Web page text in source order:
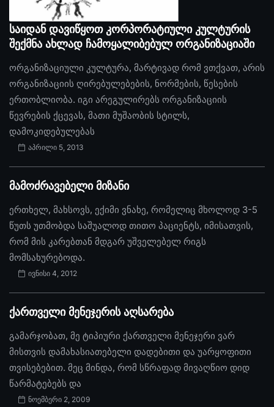
საიდან დავიწყოთ კორპორატიული კულტურის
შექმნა ახლად ჩამოყალიბებულ ორგანიზაციაში
ორგანიზაციული კულტურა, მარტივად რომ ვთქვათ, არის
ორგანიზაციის ღირებულებების, ნორმების, წესების
ერთობლიობა. იგი არეგულირებს ორგანიზაციის
წევრების ქცევას, მათი მუშაობის სტილს,
დამოკიდებულებას
აპრილი 5, 2013
მამოძრავებელი მიზანი
ერთხელ, მახსოვს, ექიმი ვნახე, რომელიც მხოლოდ 3-5
წუთს უთმობდა საშუალოდ თითო პაციენტს, იმისათვის,
რომ მის კარებთან მდგარ უშველებელ რიგს
მომსახურებოდა.
ივნისი 4, 2012
ქართველი მენეჯერის აღსარება
გამარჯობათ, მე ტიპიური ქართველი მენეჯერი ვარ
მისთვის დამახასიათებელი დადებითი და უარყოფითი
თვისებებით. მეც მინდა, რომ სწრაფად მივაღწიო დიდ
წარმატებებს და
ნოემბერი 2, 2009